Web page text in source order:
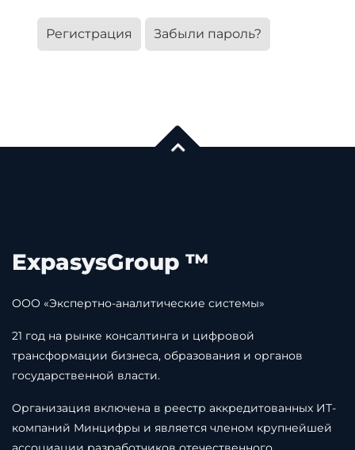
Регистрация Забыли пароль?
ExpasysGroup ™
ООО «Экспертно-аналитические системы»
21 год на рынке консалтинга и цифровой
трансформации бизнеса, образования и органов
государственной власти.
Организация включена в реестр аккредитованных ИТ-
компаний Минцифры и является членом крупнейшей